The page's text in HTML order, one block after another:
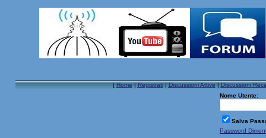
[Home|Registrati|Discussioni Attive|Discussioni
Nome Utente:
Salva
Password